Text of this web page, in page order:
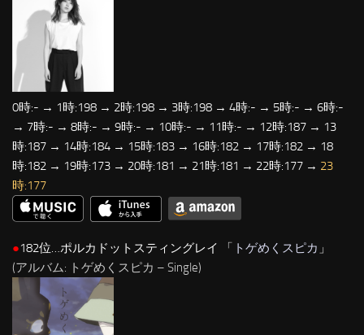
0時:- → 1時:198 → 2時:198 → 3時:198 → 4時:- → 5時:- → 6時:-
→ 7時:- → 8時:- → 9時:- → 10時:- → 11時:- → 12時:187 → 13
時:187 → 14時:184 → 15時:183 → 16時:182 → 17時:182 → 18
時:182 → 19時:173 → 20時:181 → 21時:181 → 22時:177 → 23
時:177
●182位…ポルカドットスティングレイ 「 トゲめくスピカ 」
(アルバム: トゲめくスピカ – Single)